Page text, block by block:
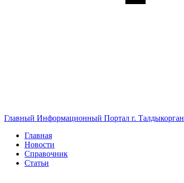
Главный Информационный Портал г. Талдыкорган
Главная
Новости
Справочник
Статьи